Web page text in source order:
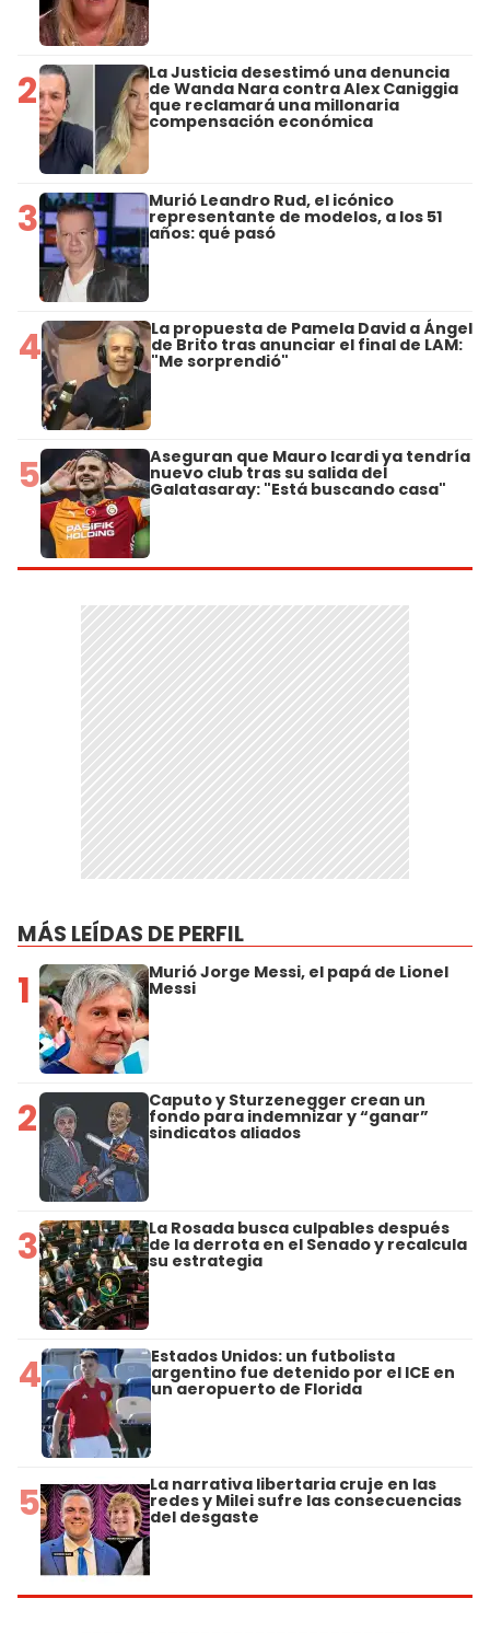
2 La Justicia desestimó una denuncia
de Wanda Nara contra Alex Caniggia
que reclamará una millonaria
compensación económica
3 Murió Leandro Rud, el icónico
representante de modelos, a los 51
años: qué pasó
4 La propuesta de Pamela David a Ángel
de Brito tras anunciar el final de LAM:
"Me sorprendió"
5 Aseguran que Mauro Icardi ya tendría
nuevo club tras su salida del
Galatasaray: "Está buscando casa"
MÁS LEÍDAS DE PERFIL
1 Murió Jorge Messi, el papá de Lionel
Messi
2 Caputo y Sturzenegger crean un
fondo para indemnizar y “ganar”
sindicatos aliados
3 La Rosada busca culpables después
de la derrota en el Senado y recalcula
su estrategia
4 Estados Unidos: un futbolista
argentino fue detenido por el ICE en
un aeropuerto de Florida
5 La narrativa libertaria cruje en las
redes y Milei sufre las consecuencias
del desgaste